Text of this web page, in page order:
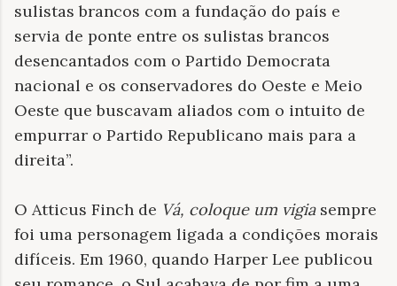
sulistas brancos com a fundação do país e
servia de ponte entre os sulistas brancos
desencantados com o Partido Democrata
nacional e os conservadores do Oeste e Meio
Oeste que buscavam aliados com o intuito de
empurrar o Partido Republicano mais para a
direita”.
O Atticus Finch de Vá, coloque um vigiasempre
foi uma personagem ligada a condições morais
difíceis. Em 1960, quando Harper Lee publicou